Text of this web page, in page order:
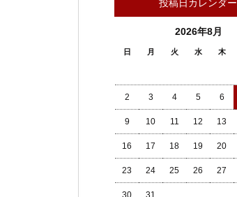
投稿日カレンダー
2026年8月
日 月 火 水 木
2 3 4 5 6
9 10 11 12 13
16 17 18 19 20
23 24 25 26 27
30 31